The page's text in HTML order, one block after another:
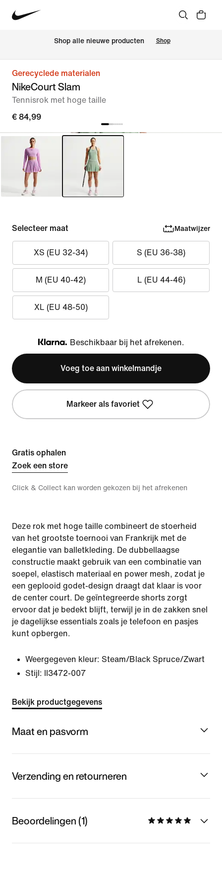
Shop alle nieuwe producten Shop
Gerecyclede materialen
NikeCourt Slam
Tennisrok met hoge taille
€ 84,99
Selecteer maat Maatwijzer
XS (EU 32-34) S (EU 36-38)
M (EU 40-42) L (EU 44-46)
XL (EU 48-50)
Klarna
Beschikbaar bij het afrekenen.
Voeg toe aan winkelmandje
Markeer als favoriet
Gratis ophalen
Zoek een store
Click & Collect kan worden gekozen bij het afrekenen
Deze rok met hoge taille combineert de stoerheid
van het grootste toernooi van Frankrijk met de
elegantie van balletkleding. De dubbellaagse
constructie maakt gebruik van een combinatie van
soepel, elastisch materiaal en power mesh, zodat je
een geplooid godet-design draagt dat klaar is voor
de center court. De geïntegreerde shorts zorgt
ervoor dat je bedekt blijft, terwijl je in de zakken snel
je dagelijkse essentials zoals je telefoon en pasjes
kunt opbergen.
Weergegeven kleur: Steam/Black Spruce/Zwart
Stijl:
II3472-007
Bekijk productgegevens
Maat en pasvorm
Verzending en retourneren
Beoordelingen (1)